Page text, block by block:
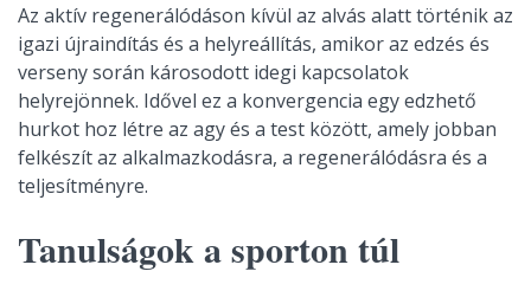
Az aktív regenerálódáson kívül az alvás alatt történik az
igazi újraindítás és a helyreállítás, amikor az edzés és
verseny során károsodott idegi kapcsolatok
helyrejönnek. Idővel ez a konvergencia egy edzhető
hurkot hoz létre az agy és a test között, amely jobban
felkészít az alkalmazkodásra, a regenerálódásra és a
teljesítményre.
Tanulságok a sporton túl